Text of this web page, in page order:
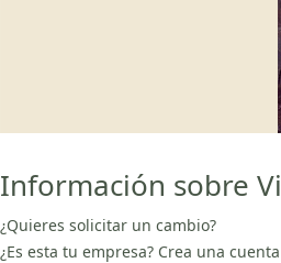
Información sobre
¿Quieres solicitar un cambio?
¿Es esta tu empresa? Crea una